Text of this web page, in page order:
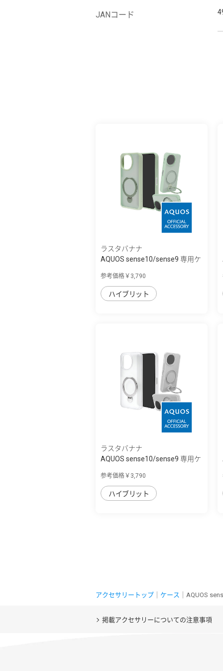
JANコード
ラスタバナナ
AQUOS sense10/sense9 専用ケ
参考価格￥3,790
ハイブリット
ラスタバナナ
AQUOS sense10/sense9 専用ケ
参考価格￥3,790
ハイブリット
アクセサリートップ ケース ｜AQUOS
掲載アクセサリーについての注意事項